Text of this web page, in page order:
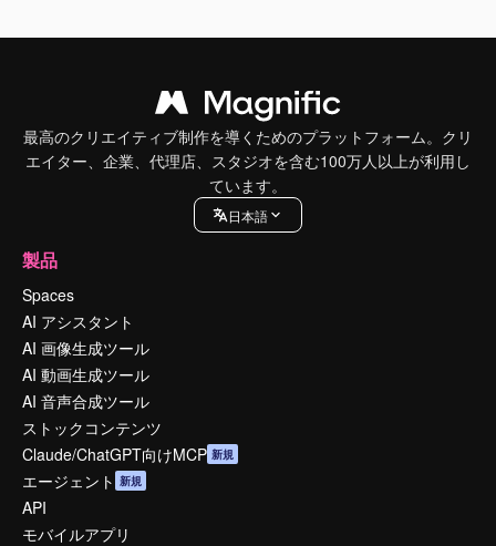
最高のクリエイティブ制作を導くためのプラットフォーム。クリ
エイター、企業、代理店、スタジオを含む100万人以上が利用し
ています。
日本語
製品
Spaces
AI アシスタント
AI 画像生成ツール
AI 動画生成ツール
AI 音声合成ツール
ストックコンテンツ
Claude/ChatGPT向けMCP 新規
エージェント 新規
API
モバイルアプリ